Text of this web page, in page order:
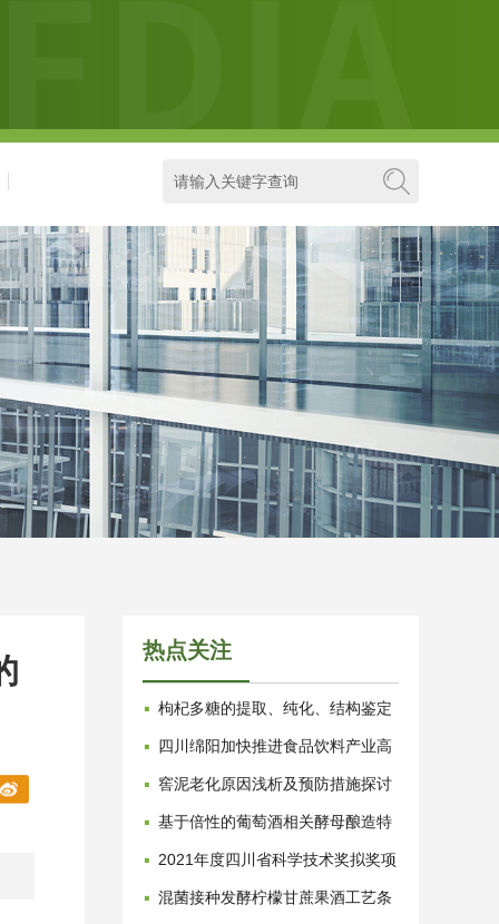
热点关注
· 枸杞多糖的提取、纯化、结构鉴定
及药理作用研究进展
· 四川绵阳加快推进食品饮料产业高
质量发展
· 窖泥老化原因浅析及预防措施探讨
· 基于倍性的葡萄酒相关酵母酿造特
性研究进展
· 2021年度四川省科学技术奖拟奖项
目公示 涉及食品领域24项
· 混菌接种发酵柠檬甘蔗果酒工艺条